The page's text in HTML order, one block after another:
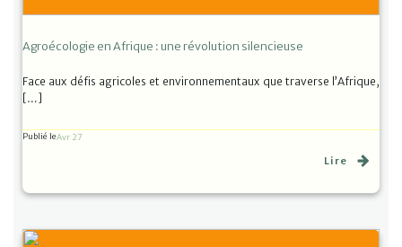
Agroécologie en Afrique : une révolution silencieuse
Face aux défis agricoles et environnementaux que traverse l’Afrique,
[…]
Publié leAvr 27
Lire